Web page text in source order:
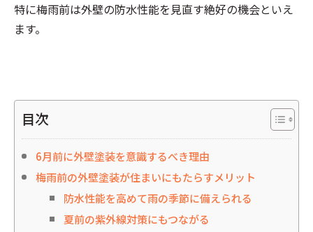
特に梅雨前は外壁の防水性能を見直す絶好の機会といえ
ます。
目次
6月前に外壁塗装を意識するべき理由
梅雨前の外壁塗装が住まいにもたらすメリット
防水性能を高めて雨の季節に備えられる
夏前の紫外線対策にもつながる